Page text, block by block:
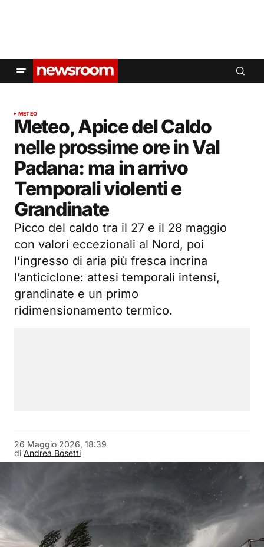
METEO
Meteo, Apice del Caldo
nelle prossime ore in Val
Padana: ma in arrivo
Temporali violenti e
Grandinate
Picco del caldo tra il 27 e il 28 maggio
con valori eccezionali al Nord, poi
l’ingresso di aria più fresca incrina
l’anticiclone: attesi temporali intensi,
grandinate e un primo
ridimensionamento termico.
di Andrea Bosetti
26 Maggio 2026, 18:39